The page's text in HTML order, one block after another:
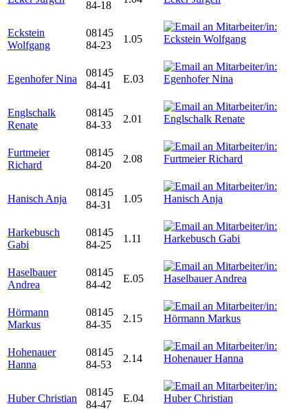
84-18
Eckstein
Wolfgang
08145
84-23
1.05
Egenhofer Nina
08145
84-41
E.03
Englschalk
Renate
08145
84-33
2.01
Furtmeier
Richard
08145
84-20
2.08
Hanisch Anja
08145
84-31
1.05
Harkebusch
Gabi
08145
84-25
1.11
Haselbauer
Andrea
08145
84-42
E.05
Hörmann
Markus
08145
84-35
2.15
Hohenauer
Hanna
08145
84-53
2.14
Huber Christian
08145
84-47
E.04